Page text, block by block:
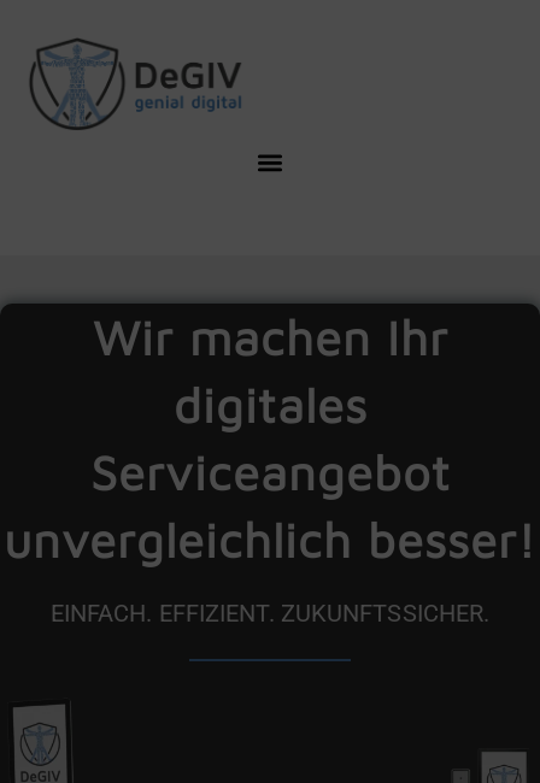
Wir machen Ihr
digitales
Serviceangebot
unvergleichlich besser!
EINFACH. EFFIZIENT. ZUKUNFTSSICHER.